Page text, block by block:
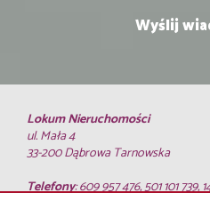
Lokum Nieruchomości
ul. Mała 4
33-200 Dąbrowa Tarnowska
Telefony: 609 957 476, 501 101 739,